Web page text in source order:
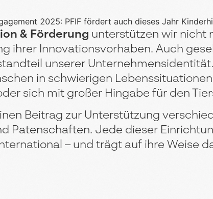
& Förderung unterstützen wir nicht
ihrer Innovationsvorhaben. Auch
unserer
in schwierigen
sich mit großer Hingabe für den
Beitrag zur Unterstützung
Patenschaften. Jede dieser
– und trägt auf ihre Weise